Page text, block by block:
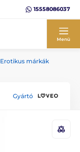
15558086037
Menü
Erotikus márkák
Gyártó